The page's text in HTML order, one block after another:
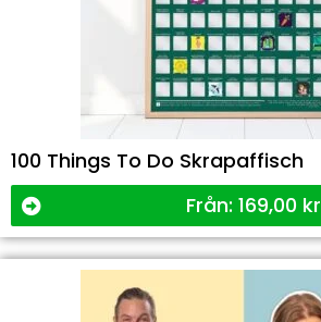
100 Things To Do Skrapaffisch
Från: 169,00 kr